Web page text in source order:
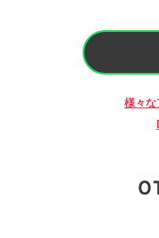
様々な